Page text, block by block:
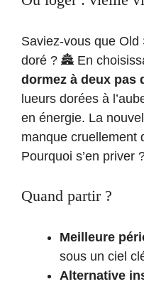
Saviez-vous que
doré ? 🏯 En
dormez à deux pas
lueurs dorées à
en énergie. La
manque cruellement
Pourquoi s’en priver
Quand partir ?
Meilleure
sous un ciel
Alternative